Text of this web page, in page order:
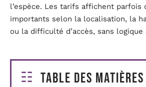
l’espèce. Les tarifs affichent parfois
importants selon la localisation, la
ou la difficulté d’accès, sans logique
Table des matières